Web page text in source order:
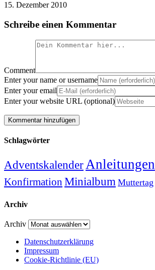
15. Dezember 2010
Schreibe einen Kommentar
Comment
Enter your name or username
Enter your email
Enter your website URL (optional)
Schlagwörter
AdventskalenderAnleitungen
Konfirmation Minialbum Muttertag
Archiv
Archiv
Datenschutzerklärung
Impressum
Cookie-Richtlinie (EU)